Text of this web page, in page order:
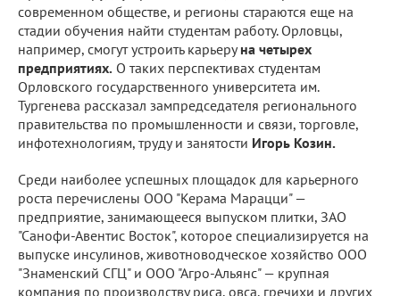
современном обществе, и регионы стараются еще на
стадии обучения найти студентам работу. Орловцы,
например, смогут устроить карьеруна четырех
предприятиях. О таких перспективах студентам
Орловского государственного университета им.
Тургенева рассказал зампредседателя регионального
правительства по промышленности и связи, торговле,
инфотехнологиям, труду и занятости Игорь Козин.
Среди наиболее успешных площадок для карьерного
роста перечислены ООО "Керама Марацци" —
предприятие, занимающееся выпуском плитки, ЗАО
"Санофи-Авентис Восток", которое специализируется на
выпуске инсулинов, животноводческое хозяйство ООО
"Знаменский СГЦ" и ООО "Агро-Альянс" — крупная
компания по производству риса, овса, гречихи и других